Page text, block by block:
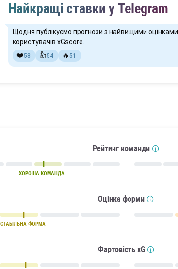
Найкращі ставки у Telegram
Щодня публікуємо прогнози з найвищими оцінками
користувачів xGscore.
❤️58 👍54 🔥 51
Рейтинг команди
ХОРОША КОМАНДА
Оцінка форми
СТАБІЛЬНА ФОРМА
Фартовість xG